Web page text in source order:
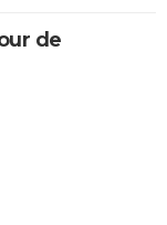
de